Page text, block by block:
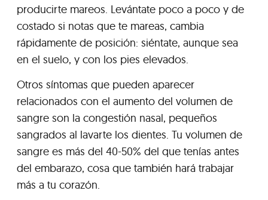
producirte mareos. Levántate poco a poco y de
costado si notas que te mareas, cambia
rápidamente de posición: siéntate, aunque sea
en el suelo, y con los pies elevados.
Otros síntomas que pueden aparecer
relacionados con el aumento del volumen de
sangre son la congestión nasal, pequeños
sangrados al lavarte los dientes. Tu volumen de
sangre es más del 40-50% del que tenías antes
del embarazo, cosa que también hará trabajar
más a tu corazón.